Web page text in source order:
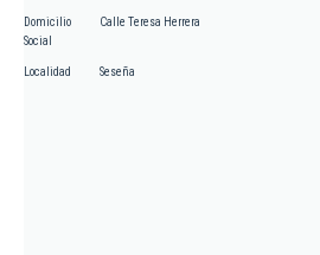
Domicilio
Social
Calle Teresa Herrera
Localidad Seseña